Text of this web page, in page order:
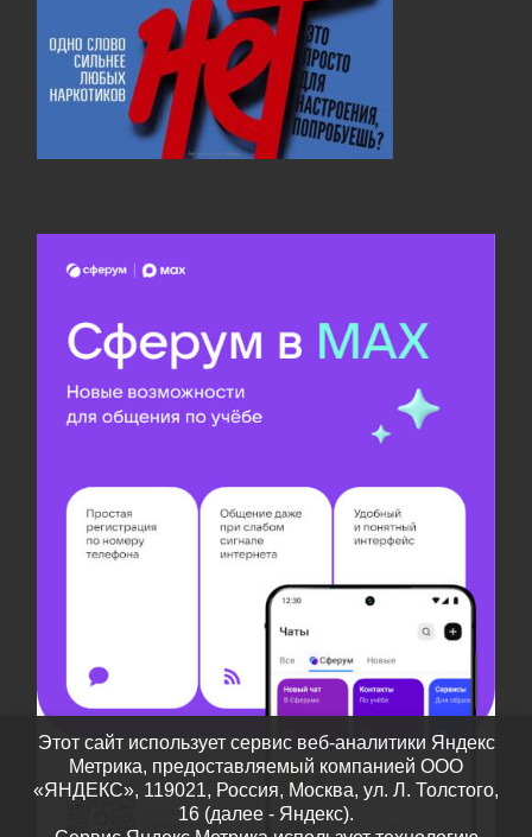
Этот сайт использует сервис веб-аналитики Яндекс
Метрика, предоставляемый компанией ООО
«ЯНДЕКС», 119021, Россия, Москва, ул. Л. Толстого,
16 (далее - Яндекс).